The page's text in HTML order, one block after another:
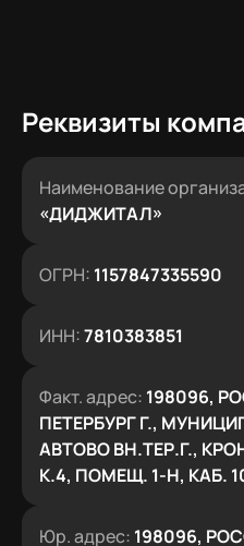
Реквизиты
Наименование
«ДИДЖИТАЛ»
ОГРН: 1157847335590
ИНН:7810383851
Факт. адрес: 198096,
ПЕТЕРБУРГ Г.,
АВТОВО ВН.ТЕР.Г.,
К.4, ПОМЕЩ. 1-Н, КАБ.
Юр. адрес: 198096,